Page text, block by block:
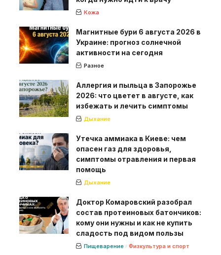
Кожа
Магнитные бури 6 августа 2026 в
Украине: прогноз солнечной
активности на сегодня
Разное
Аллергия и пыльца в Запорожье
2026: что цветет в августе, как
избежать и лечить симптомы
Дыхание
Утечка аммиака в Киеве: чем
опасен газ для здоровья,
симптомы отравления и первая
помощь
Дыхание
Доктор Комаровский разобрал
состав протеиновых батончиков:
кому они нужны и как не купить
сладость под видом пользы
Пищеварение Физкультура и спорт